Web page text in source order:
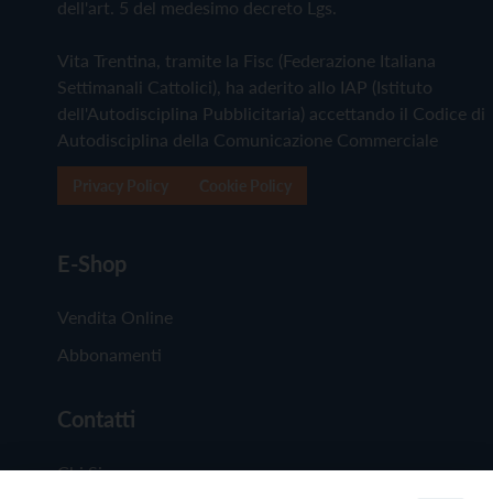
dell'art. 5 del medesimo decreto Lgs.
Vita Trentina, tramite la Fisc (Federazione Italiana
Settimanali Cattolici), ha aderito allo IAP (Istituto
dell'Autodisciplina Pubblicitaria) accettando il Codice di
Autodisciplina della Comunicazione Commerciale
E-Shop
Vendita Online
Abbonamenti
Contatti
Chi Siamo